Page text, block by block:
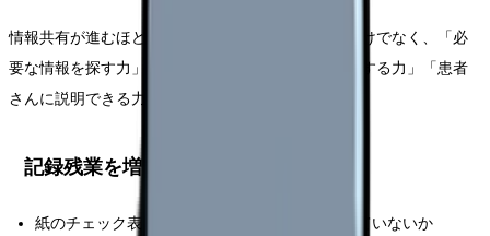
情報共有が進むほど、看護師には「入力する力」だけでなく、「必
要な情報を探す力」「古い情報と新しい情報を区別する力」「患者
さんに説明できる力」が求められます。
記録残業を増やさないための確認項目
紙のチェック表と電子カルテの二重入力が残っていないか